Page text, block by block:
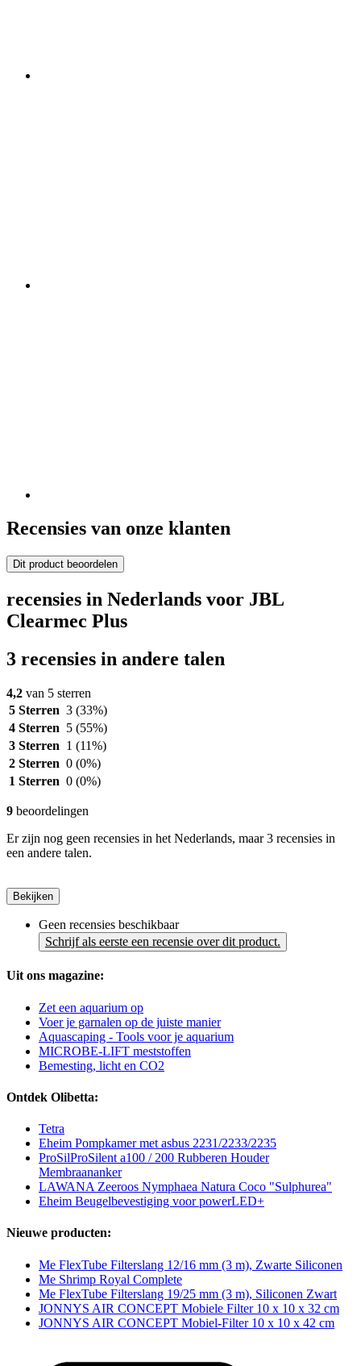
Recensies van onze klanten
Dit product beoordelen
recensies in Nederlands voor JBL
Clearmec Plus
3 recensies in andere talen
4,2 van 5 sterren
5 Sterren 3 (33%)
4 Sterren 5 (55%)
3 Sterren 1 (11%)
2 Sterren 0 (0%)
1 Sterren 0 (0%)
9 beoordelingen
Er zijn nog geen recensies in het Nederlands, maar 3 recensies in
een andere talen.
Bekijken
Geen recensies beschikbaar
Schrijf als eerste een recensie over dit product.
Uit ons magazine:
Zet een aquarium op
Voer je garnalen op de juiste manier
Aquascaping - Tools voor je aquarium
MICROBE-LIFT meststoffen
Bemesting, licht en CO2
Ontdek Olibetta:
Tetra
Eheim Pompkamer met asbus 2231/2233/2235
ProSilProSilent a100 / 200 Rubberen Houder
Membraananker
LAWANA Zeeroos Nymphaea Natura Coco "Sulphurea"
Eheim Beugelbevestiging voor powerLED+
Nieuwe producten:
Me FlexTube Filterslang 12/16 mm (3 m), Zwarte Siliconen
Me Shrimp Royal Complete
Me FlexTube Filterslang 19/25 mm (3 m), Siliconen Zwart
JONNYS AIR CONCEPT Mobiele Filter 10 x 10 x 32 cm
JONNYS AIR CONCEPT Mobiel-Filter 10 x 10 x 42 cm